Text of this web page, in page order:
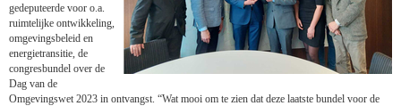
gedeputeerde voor o.a.
ruimtelijke ontwikkeling,
omgevingsbeleid en
energietransitie, de
congresbundel over de
Dag van de
Omgevingswet 2023 in ontvangst. “Wat mooi om te zien dat deze laatste bundel voor de